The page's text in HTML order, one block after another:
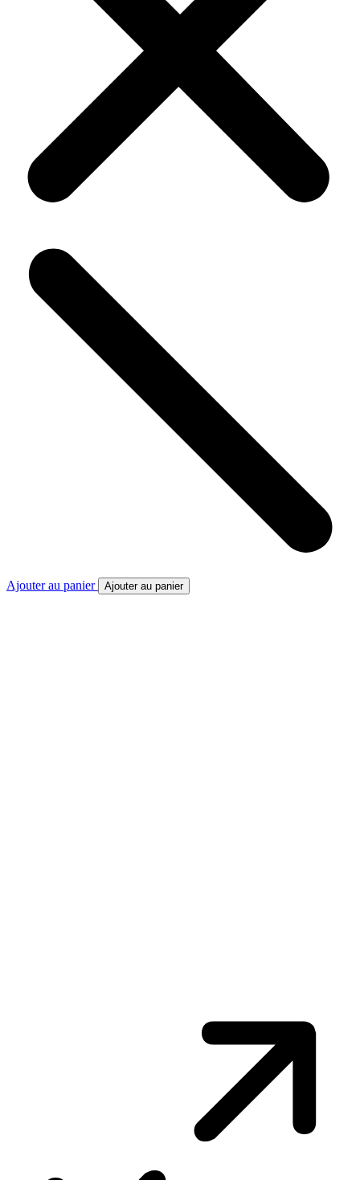
Ajouter au panier Ajouter au panier